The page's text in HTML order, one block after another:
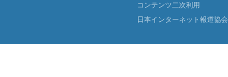
コンテンツ二次利用
日本インターネット報道協会